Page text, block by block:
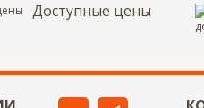
Доступные цены